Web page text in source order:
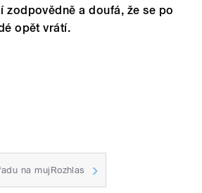
zodpovědně a doufá, že se po
opět vrátí.
na mujRozhlas